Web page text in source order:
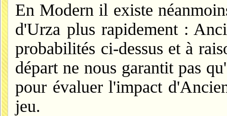
En Modern il existe
d'Urza plus rapidement :
probabilités ci-dessus et à
départ ne nous garantit pas
pour évaluer l'impact
jeu.